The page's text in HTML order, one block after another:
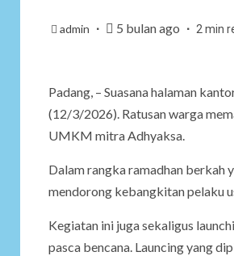
admin 5 bulan ago 2 min
Padang, – Suasana halaman
(12/3/2026). Ratusan warga
UMKM mitra Adhyaksa.
Dalam rangka ramadhan berkah
mendorong kebangkitan pelaku
Kegiatan ini juga sekaligus
pasca bencana. Launcing yang